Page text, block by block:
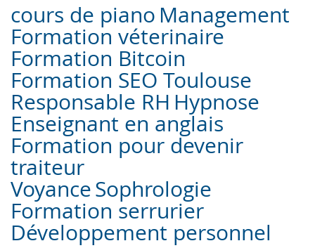
cours de piano Management
Formation véterinaire
Formation Bitcoin
Formation SEO Toulouse
Responsable RH Hypnose
Enseignant en anglais
Formation pour devenir
traiteur
VoyanceSophrologie
Formation serrurier
Développement personnel